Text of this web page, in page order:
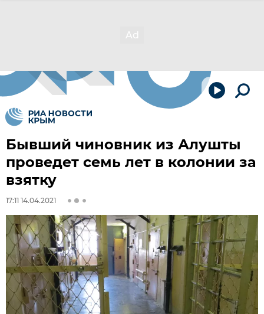
Бывший чиновник из Алушты
проведет семь лет в колонии за
взятку
17:11 14.04.2021